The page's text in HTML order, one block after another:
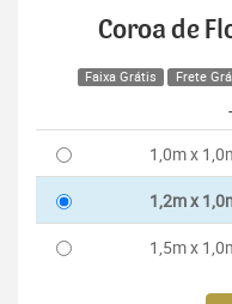
Coroa de
Faixa Grátis Frete
1,0m x
1,2m x
1,5m x